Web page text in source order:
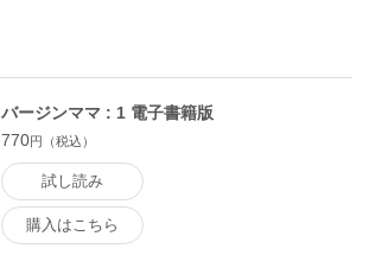
バージンママ : 1 電子書籍版
770円（税込）
試し読み
購入はこちら